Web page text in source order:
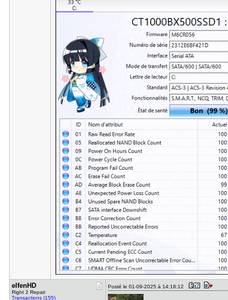
elfenHD
Right 2 Repair
Transactions (155)
Posté le 01-09-2025 à 14:18:12